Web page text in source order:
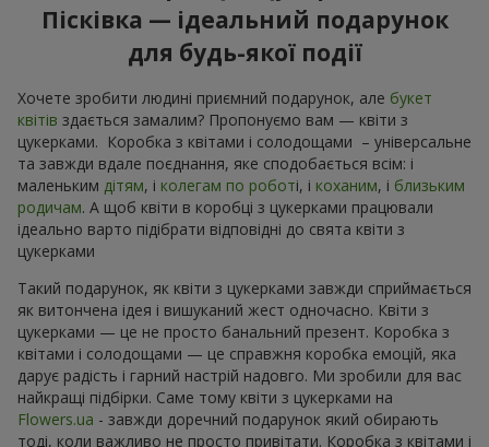
Пісківка — ідеальний подарунок
для будь-якої події
Хочете зробити людині приємний подарунок, але букет
квітів здається замалим? Пропонуємо вам — квіти з
цукерками. Коробка з квітами і солодощами – універсальне
та завжди вдале поєднання, яке сподобається всім: і
маленьким дітям, і колегам по роботі, і коханим, і близьким
родичам. А щоб квіти в коробці з цукерками працювали
ідеально варто підібрати відповідні до свята квіти з
цукерками
Такий подарунок, як квіти з цукерками завжди сприймається
як витончена ідея і вишуканий жест одночасно. Квіти з
цукерками — це не просто банальний презент. Коробка з
квітами і солодощами — це справжня коробка емоцій, яка
дарує радість і гарний настрій надовго. Ми зробили для вас
найкращі підбірки. Саме тому квіти з цукерками на
Flowers.ua - завжди доречний подарунок який обирають
тоді, коли важливо не просто привітати. Коробка з квітами і